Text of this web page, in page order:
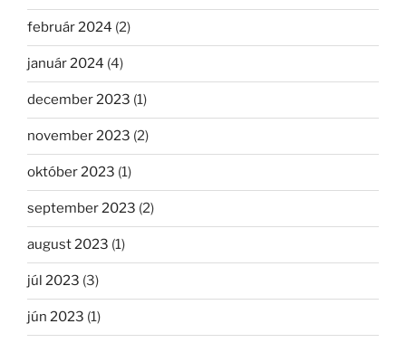
február 2024 (2)
január 2024 (4)
december 2023 (1)
november 2023 (2)
október 2023 (1)
september 2023 (2)
august 2023 (1)
júl 2023 (3)
jún 2023 (1)